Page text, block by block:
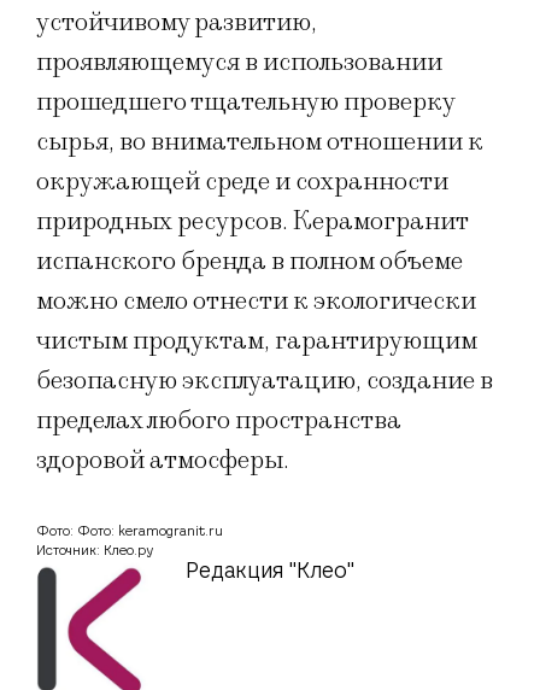
устойчивому развитию,
проявляющемуся в использовании
прошедшего тщательную проверку
сырья, во внимательном отношении к
окружающей среде и сохранности
природных ресурсов. Керамогранит
испанского бренда в полном объеме
можно смело отнести к экологически
чистым продуктам, гарантирующим
безопасную эксплуатацию, создание в
пределах любого пространства
здоровой атмосферы.
Редакция "Клео"
Фото: Фото: keramogranit.ru
Источник: Клео.ру